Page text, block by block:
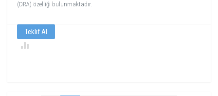
(DRA) özelliği bulunmaktadır.
Teklif Al